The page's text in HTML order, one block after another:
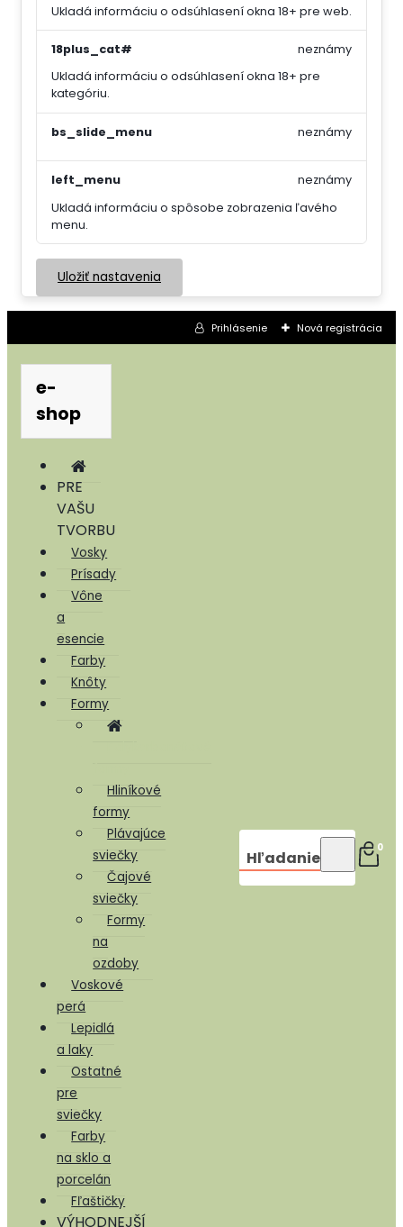
Ukladá informáciu o odsúhlasení okna 18+ pre web.
18plus_cat#
Ukladá informáciu o odsúhlasení okna 18+ pre
kategóriu.
neznámy
bs_slide_menu neznámy
left_menu
Ukladá informáciu o spôsobe zobrazenia ľavého
menu.
neznámy
Uložiť nastavenia
Prihlásenie Nová registrácia
e-
shop
PRE
VAŠU
TVORBU
Vosky
Prísady
Vône
a
esencie
Farby
Knôty
Formy
Hliníkové
formy
Plávajúce
sviečky
Čajové
sviečky
Formy
na
ozdoby
Voskové
perá
Lepidlá
a laky
Ostatné
pre
sviečky
Farby
na sklo a
porcelán
Fľaštičky
VÝHODNEJŠÍ
Hľadanie 0